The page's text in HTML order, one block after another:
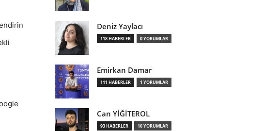
Deniz Yaylacı
118 HABERLER 0 YORUMLAR
Emirkan Damar
111 HABERLER 1 YORUMLAR
Can YİĞİTEROL
93 HABERLER 10 YORUMLAR